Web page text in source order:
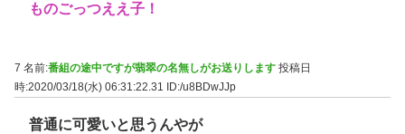
ものごっつええ子！
7 名前:番組の途中ですが翡翠の名無しがお送りします 投稿日
時:2020/03/18(水) 06:31:22.31
ID:/u8BDwJJp
普通に可愛いと思うんやが